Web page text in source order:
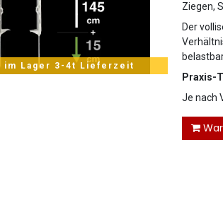
im Lager 3-4t Lieferzeit
Ziegen,
Der
Praxis-
Je nach